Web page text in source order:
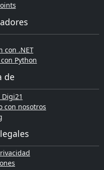
con .NET
Python
de
con nosotros